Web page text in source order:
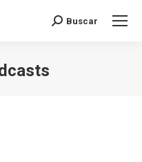
Search:
Buscar